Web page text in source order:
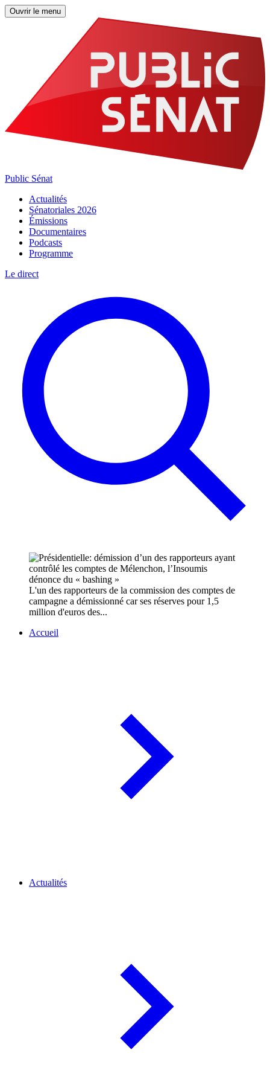
Ouvrir le menu
Public Sénat
Actualités
Sénatoriales 2026
Émissions
Documentaires
Podcasts
Programme
Le direct
L'un des rapporteurs de la commission des comptes de
campagne a démissionné car ses réserves pour 1,5
million d'euros des...
Accueil
Actualités